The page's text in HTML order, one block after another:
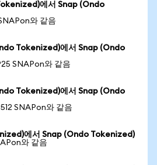
에서 Snap (Ondo
와 같음
Tokenized)에서 Snap (Ondo
SNAPon와 같음
Tokenized)에서 Snap (Ondo
SNAPon와 같음
에서 Snap (Ondo Tokenized)
와 같음